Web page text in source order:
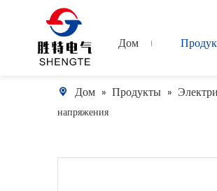
Дом
Дом » Продукты »
напряжения